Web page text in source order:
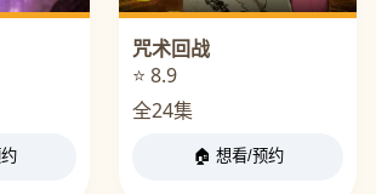
咒术回战
⭐ 8.9
全24集
🏠 想看/预约